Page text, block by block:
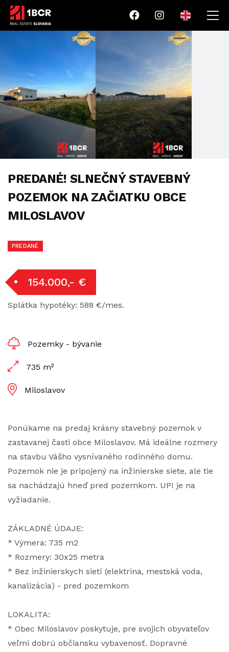
PREDANÉ! SLNEČNÝ STAVEBNÝ
POZEMOK NA ZAČIATKU OBCE
MILOSLAVOV
PREDANÉ
154.000,- €
Splátka hypotéky: 588 €/mes.
Pozemky - bývanie
735 m²
Miloslavov
Ponúkame na predaj krásny stavebný pozemok v
zastavanej časti obce Miloslavov. Má ideálne rozmery
na stavbu Vášho vysnívaného rodinného domu.
Pozemok nie je pripojený na inžinierske siete, ale tie
sa nachádzajú hneď pred pozemkom. UPI je na
vyžiadanie.
ZÁKLADNÉ ÚDAJE:
* Výmera: 735 m2
* Rozmery: 30x25 metra
* Bez inžinierskych sietí (elektrina, mestská voda,
kanalizácia) - pred pozemkom
LOKALITA:
* Obec Miloslavov poskytuje, pre svojich obyvateľov
veľmi dobrú občiansku vybavenosť. Dopravné